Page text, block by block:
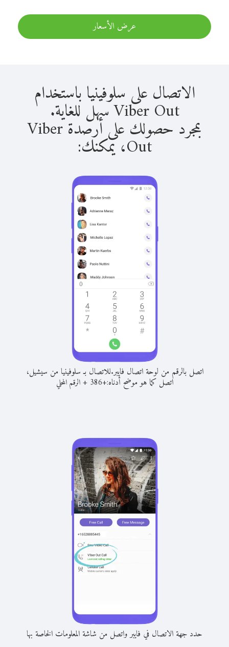
عرض الأسعار
الاتصال على سلوفينيا باستخدام
Viber Out سهل للغاية.
بمجرد حصولك على أرصدة Viber
Out، يمكنك:
اتصل بالرقم من لوحة اتصال فايبر.للاتصال بـ سلوفينيا من سيشيل،
اتصل كما هو موضح أدناه:+
386
+الرقم المحلي
حدد جهة الاتصال في فايبر واتصل من شاشة المعلومات الخاصة بها